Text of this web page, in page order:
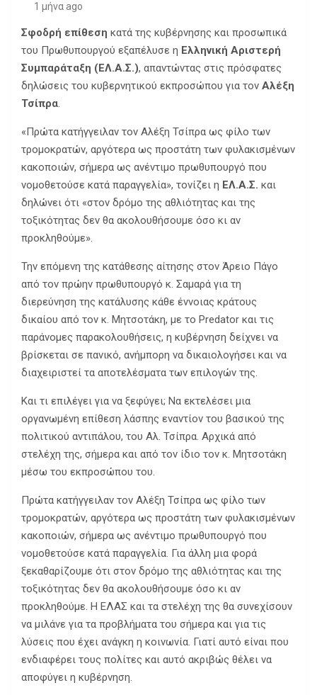
1 μήνα ago
Σφοδρή επίθεση κατά της κυβέρνησης και προσωπικά
του Πρωθυπουργού εξαπέλυσε η Ελληνική Αριστερή
Συμπαράταξη (ΕΛ.Α.Σ.), απαντώντας στις πρόσφατες
δηλώσεις του κυβερνητικού εκπροσώπου για τον Αλέξη
Τσίπρα.
«Πρώτα κατήγγειλαν τον Αλέξη Τσίπρα ως φίλο των
τρομοκρατών, αργότερα ως προστάτη των φυλακισμένων
κακοποιών, σήμερα ως ανέντιμο πρωθυπουργό που
νομοθετούσε κατά παραγγελία», τονίζει η ΕΛ.Α.Σ. και
δηλώνει ότι «στον δρόμο της αθλιότητας και της
τοξικότητας δεν θα ακολουθήσουμε όσο κι αν
προκληθούμε».
Την επόμενη της κατάθεσης αίτησης στον Άρειο Πάγο
από τον πρώην πρωθυπουργό κ. Σαμαρά για τη
διερεύνηση της κατάλυσης κάθε έννοιας κράτους
δικαίου από τον κ. Μητσοτάκη, με το Predator και τις
παράνομες παρακολουθήσεις, η κυβέρνηση δείχνει να
βρίσκεται σε πανικό, ανήμπορη να δικαιολογήσει και να
διαχειριστεί τα αποτελέσματα των επιλογών της.
Και τι επιλέγει για να ξεφύγει; Να εκτελέσει μια
οργανωμένη επίθεση λάσπης εναντίον του βασικού της
πολιτικού αντιπάλου, του Αλ. Τσίπρα. Αρχικά από
στελέχη της, σήμερα και από τον ίδιο τον κ. Μητσοτάκη
μέσω του εκπροσώπου του.
Πρώτα κατήγγειλαν τον Αλέξη Τσίπρα ως φίλο των
τρομοκρατών, αργότερα ως προστάτη των φυλακισμένων
κακοποιών, σήμερα ως ανέντιμο πρωθυπουργό που
νομοθετούσε κατά παραγγελία. Για άλλη μια φορά
ξεκαθαρίζουμε ότι στον δρόμο της αθλιότητας και της
τοξικότητας δεν θα ακολουθήσουμε όσο κι αν
προκληθούμε. Η ΕΛΑΣ και τα στελέχη της θα συνεχίσουν
να μιλάνε για τα προβλήματα του σήμερα και για τις
λύσεις που έχει ανάγκη η κοινωνία. Γιατί αυτό είναι που
ενδιαφέρει τους πολίτες και αυτό ακριβώς θέλει να
αποφύγει η κυβέρνηση.